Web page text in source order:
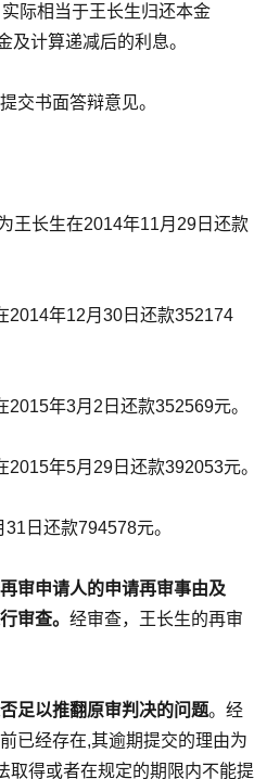
际相当于王长生归还本金
计算递减后的利息。
交书面答辩意见。
王长生在2014年11月29日还款
2014年12月30日还款352174
年3月2日还款352569元。
年5月29日还款392053元。
日还款794578元。
审申请人的申请再审事由及
审查。 经审查，王长生的再审
足以推翻原审判决的问题。经
已经存在,其逾期提交的理由为
取得或者在规定的期限内不能提